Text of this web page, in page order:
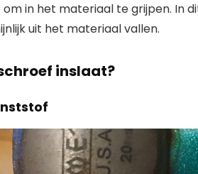
in het materiaal te grijpen. In
uit het materiaal vallen.
inslaat?